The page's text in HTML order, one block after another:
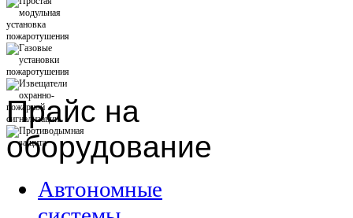
Прайс на
оборудование
Автономные